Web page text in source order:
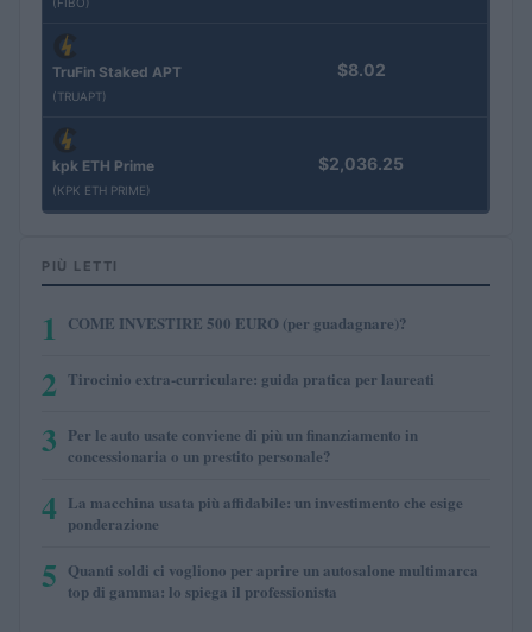
TruFin Staked APT
(TRUAPT)
$8.02
kpk ETH Prime
(KPK ETH PRIME)
$2,036.25
PIÙ LETTI
1 COME INVESTIRE 500 EURO (per guadagnare)?
2 Tirocinio extra-curriculare: guida pratica per laureati
3 Per le auto usate conviene di più un finanziamento in
concessionaria o un prestito personale?
4 La macchina usata più affidabile: un investimento che esige
ponderazione
5 Quanti soldi ci vogliono per aprire un autosalone multimarca
top di gamma: lo spiega il professionista